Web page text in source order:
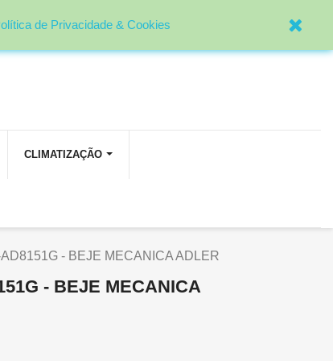
CLIMATIZAÇÃO
- BEJE MECANICA ADLER
- BEJE MECANICA
de Privacidade & Cookies